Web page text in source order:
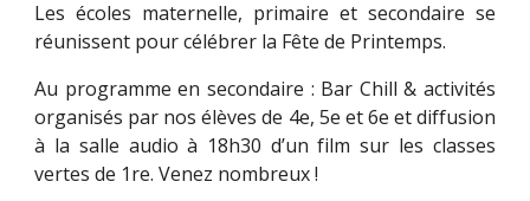
Les écoles maternelle, primaire et secondaire se
réunissent pour célébrer la Fête de Printemps.
Au programme en secondaire : Bar Chill & activités
organisés par nos élèves de 4e, 5e et 6e et diffusion
à la salle audio à 18h30 d’un film sur les classes
vertes de 1re. Venez nombreux !